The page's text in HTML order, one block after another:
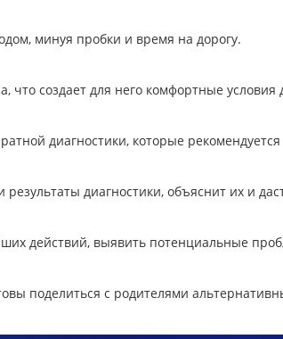
минуя пробки и время на дорогу.
создает для него комфортные
диагностики, которые рекомендуется
диагностики, объяснит их и
действий, выявить потенциальные
поделиться с родителями